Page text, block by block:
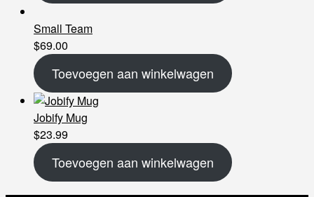
Small Team
$69.00
Toevoegen aan winkelwagen
Jobify Mug
$23.99
Toevoegen aan winkelwagen